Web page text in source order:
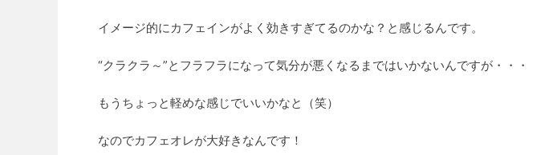
イメージ的にカフェインがよく効きすぎてるのかな？と感じるんです。
“クラクラ～”とフラフラになって気分が悪くなるまではいかないんですが・・・
もうちょっと軽めな感じでいいかなと（笑）
なのでカフェオレが大好きなんです！